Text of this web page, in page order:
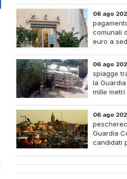
centri e assumere infermieri fissi
06 ago
comunali
euro a
06 ago
spiagge
la
mille
06 ago
Guardia
candidati